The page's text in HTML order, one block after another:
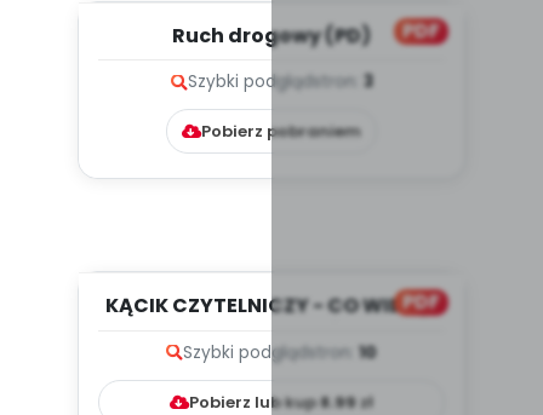
PDF
Ruch drogowy (PD)
Szybki podgląd stron: 3
Pobierz pobraniem
PDF
KĄCIK CZYTELNICZY - CO WIDZĘ?
Szybki podglądstron: 10
Pobierz lub kup8.99zł